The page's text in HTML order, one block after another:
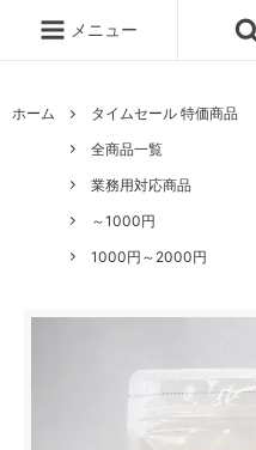
メニュー
ホーム
タイムセール 特価商品
全商品一覧
業務用対応商品
～1000円
1000円～2000円